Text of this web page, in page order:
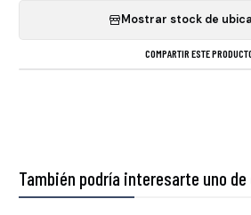
Mostrar stock de
COMPARTIR ESTE
También podría interesarte uno